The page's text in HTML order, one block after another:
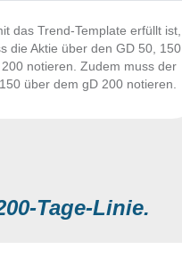
das Trend-Template erfüllt ist,
die Aktie über den GD 50, 150
200 notieren. Zudem muss der
über dem gD 200 notieren.
Tage-Linie.